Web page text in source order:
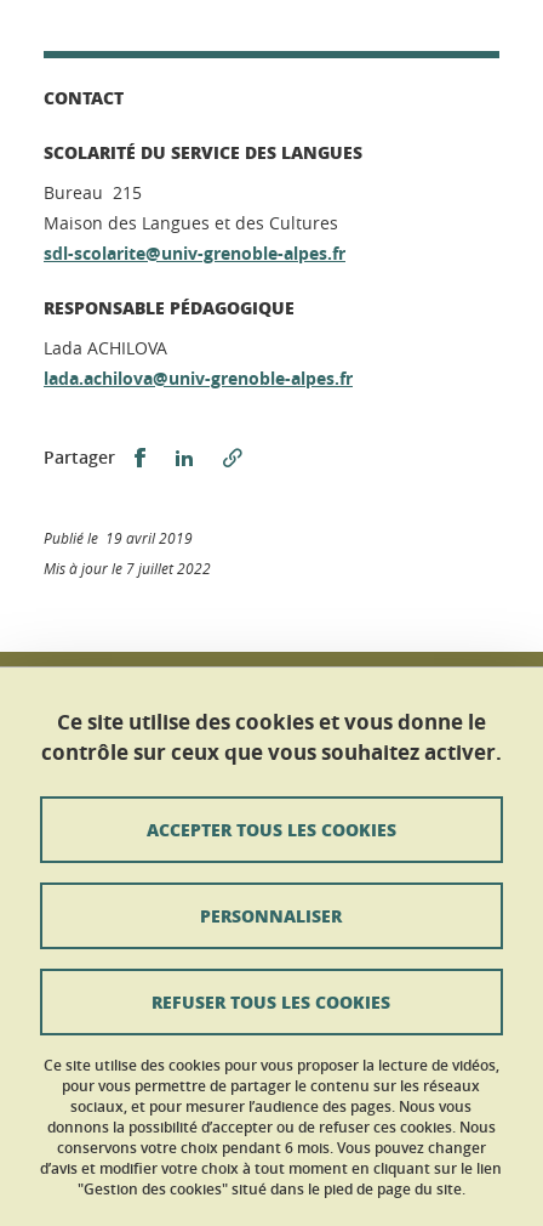
CONTACT
SCOLARITÉ DU SERVICE DES LANGUES
Bureau 215
Maison des Langues et des Cultures
sdl-scolarite@univ-grenoble-alpes.fr
RESPONSABLE PÉDAGOGIQUE
Lada ACHILOVA
lada.achilova@univ-grenoble-alpes.fr
Partager Partager sur Facebook
Partager sur LinkedIn
Publié le 19 avril 2019
Mis à jour le 7 juillet 2022
Maison Des Langues et des Cultures
Service Des Langues
CS 40 700
Tél : +33 (0)4 56 52 10 50
Nous contacter
Mentions légales
Données personnelles
Crédits
Gestion des cookies
Ce site utilise des cookies et vous donne le
contrôle sur ceux que vous souhaitez activer.
Ce site utilise des cookies pour vous proposer la lecture de vidéos,
pour vous permettre de partager le contenu sur les réseaux
sociaux, et pour mesurer l’audience des pages. Nous vous
donnons la possibilité d’accepter ou de refuser ces cookies. Nous
conservons votre choix pendant 6 mois. Vous pouvez changer
d’avis et modifier votre choix à tout moment en cliquant sur le lien
"Gestion des cookies" situé dans le pied de page du site.
ACCEPTER TOUS LES COOKIES
REFUSER TOUS LES COOKIES
PERSONNALISER